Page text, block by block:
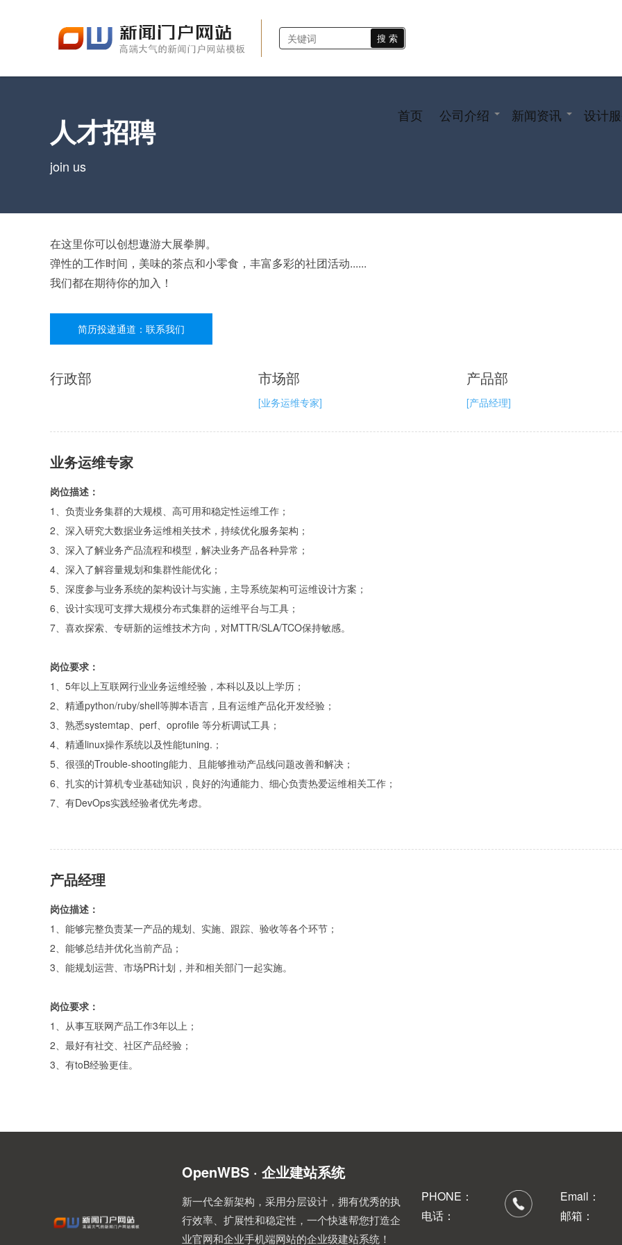
搜 索
首页 公司介绍 新闻资讯 设计
人才招聘
join us
在这里你可以创想遨游大展拳脚。
弹性的工作时间，美味的茶点和小零食，丰富多彩的社团活动......
我们都在期待你的加入！
简历投递通道：联系我们
行政部 市场部
[业务运维专家]
产品部
[产品经理]
业务运维专家
岗位描述：
1、负责业务集群的大规模、高可用和稳定性运维工作；
2、深入研究大数据业务运维相关技术，持续优化服务架构；
3、深入了解业务产品流程和模型，解决业务产品各种异常；
4、深入了解容量规划和集群性能优化；
5、深度参与业务系统的架构设计与实施，主导系统架构可运维设计方案；
6、设计实现可支撑大规模分布式集群的运维平台与工具；
7、喜欢探索、专研新的运维技术方向，对MTTR/SLA/TCO保持敏感。
岗位要求：
1、5年以上互联网行业业务运维经验，本科以及以上学历；
2、精通python/ruby/shell等脚本语言，且有运维产品化开发经验；
3、熟悉systemtap、perf、oprofile 等分析调试工具；
4、精通linux操作系统以及性能tuning.；
5、很强的Trouble-shooting能力、且能够推动产品线问题改善和解决；
6、扎实的计算机专业基础知识，良好的沟通能力、细心负责热爱运维相关工作；
7、有DevOps实践经验者优先考虑。
产品经理
岗位描述：
1、能够完整负责某一产品的规划、实施、跟踪、验收等各个环节；
2、能够总结并优化当前产品；
3、能规划运营、市场PR计划，并和相关部门一起实施。
岗位要求：
1、从事互联网产品工作3年以上；
2、最好有社交、社区产品经验；
3、有toB经验更佳。
OpenWBS · 企业建站系统
新一代全新架构，采用分层设计，拥有优秀的执
行效率、扩展性和稳定性，一个快速帮您打造企
业官网和企业手机端网站的企业级建站系统！
PHONE：
电话：
Email：
邮箱：